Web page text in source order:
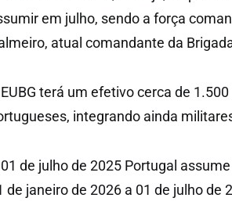
em julho, sendo a força
atual comandante da
EUBG terá um efetivo cerca de
integrando ainda
de julho de 2025 Portugal
de janeiro de 2026 a 01 de julho de